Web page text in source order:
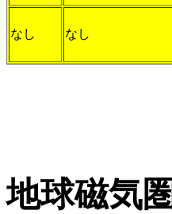
なし なし
地球磁気圏